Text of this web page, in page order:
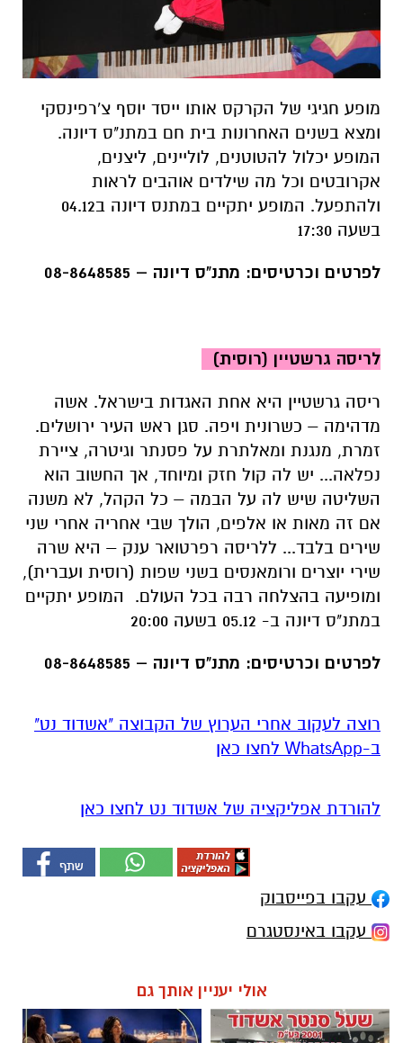
מופע חגיגי של הקרקס אותו ייסד יוסף צ'רפינסקי
ומצא בשנים האחרונות בית חם במתנ"ס דיונה.
המופע יכלול להטוטנים, לוליינים, ליצנים,
אקרובטים וכל מה שילדים אוהבים לראות
ולהתפעל. המופע יתקיים במתנס דיונה ב04.12
בשעה 17:30
לפרטים וכרטיסים: מתנ"ס דיונה – 08-8648585
לריסה גרשטיין (רוסית)
ריסה גרשטיין היא אחת האגדות בישראל. אשה
מדהימה – כשרונית ויפה. סגן ראש העיר ירושלים.
זמרת, מנגנת ומאלתרת על פסנתר וגיטרה, ציירת
נפלאה... יש לה קול חזק ומיוחד, אך החשוב הוא
השליטה שיש לה על הבמה – כל הקהל, לא משנה
אם זה מאות או אלפים, הולך שבי אחריה אחרי שני
שירים בלבד... ללריסה רפרטואר ענק – היא שרה
שירי יוצרים ורומאנסים בשני שפות (רוסית ועברית),
ומופיעה בהצלחה רבה בכל העולם. המופע יתקיים
במתנ"ס דיונה ב- 05.12 בשעה 20:00
לפרטים וכרטיסים: מתנ"ס דיונה – 08-8648585
רוצה לעקוב אחרי הערוץ של הקבוצה "אשדוד נט"
ב-WhatsApp לחצו כאן
להורדת אפליקציה של אשדוד נט לחצו כאן
עקבו בפייסבוק
עקבו באינסטגרם
אולי יעניין אותך גם